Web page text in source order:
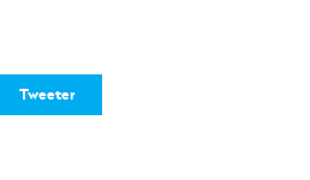
Tweeter